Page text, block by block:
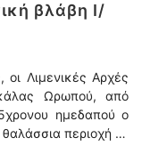
βλάβη Ι/
Λιμενικές Αρχές
Ωρωπού, από
ημεδαπού ο
θαλάσσια περιοχή …